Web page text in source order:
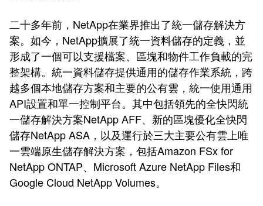
二十多年前，NetApp在業界推出了統一儲存解決方
案。如今，NetApp擴展了統一資料儲存的定義，並
形成了一個可以支援檔案、區塊和物件工作負載的完
整架構。統一資料儲存提供通用的儲存作業系統，跨
越多個本地儲存方案和主要的公有雲，統一使用通用
API設置和單一控制平台。其中包括領先的全快閃統
一儲存解決方案NetApp AFF、新的區塊優化全快閃
儲存NetApp ASA，以及運行於三大主要公有雲上唯
一雲端原生儲存解決方案，包括Amazon FSx for
NetApp ONTAP、Microsoft Azure NetApp Files和
Google Cloud NetApp Volumes。